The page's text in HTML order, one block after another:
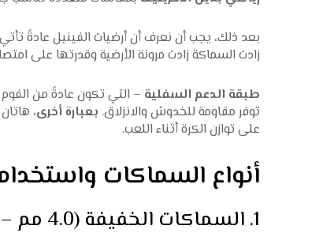
بعد ذلك، يجب أن نعرف أن أرضيات الفينيل عادةً
زادت السماكة زادت مرونة الأرضية وقدرتها على
طبقة الدعم السفلية – التي تكون عادةً من
توفر مقاومة للخدوش والانزلاق. بعبارة أخرى،
على توازن الكرة أثناء اللعب.
أنواع السماكات
1. السماكات الخفيفة (4.0 مم – 4.5 مم)